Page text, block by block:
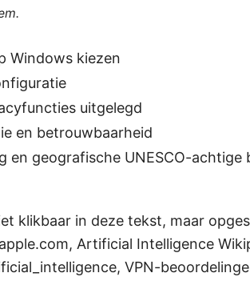
Windows kiezen
uitgelegd
en betrouwbaarheid
en geografische UNESCO-achtige
klikbaar in deze tekst, maar
Artificial Intelligence
VPN-